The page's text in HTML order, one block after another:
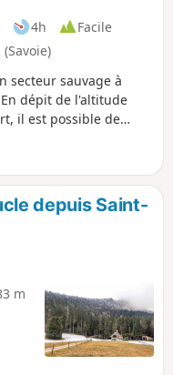
4h
Facile
secteur sauvage à
dépit de l'altitude
il est possible de
Montagne de L'Épine
depuis Saint-
m